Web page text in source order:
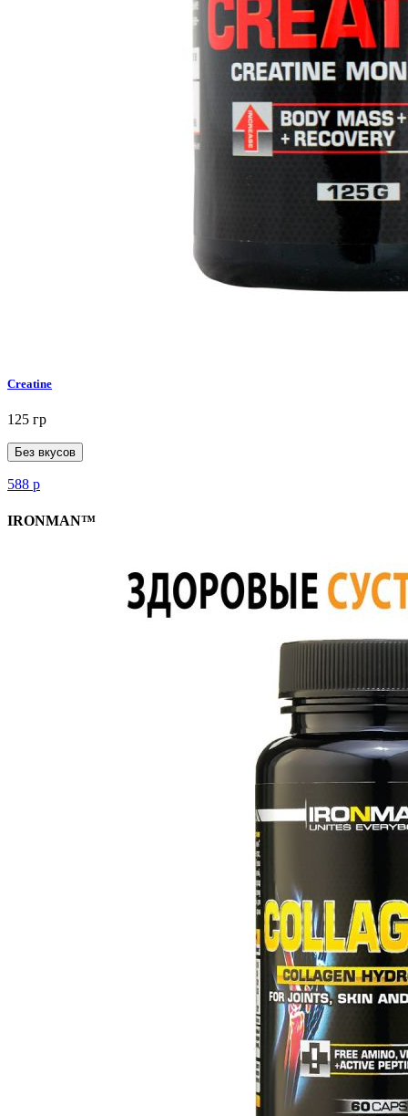
Creatine
125 гр
Без вкусов
588 р
IRONMAN™